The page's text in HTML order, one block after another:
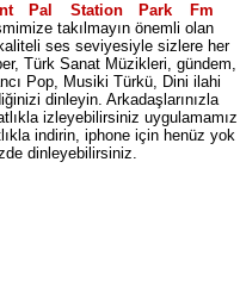
Pal Station
Park Fm
Love Fm
Power
XL Radio Fg
Radyo
35 Radyo 4
Radyo
Radyo Akdeniz
Radyo
Radyo Banko
takılmayın önemli olan
ses seviyesiyle sizlere her
Türk Sanat Müzikleri, gündem,
Pop, Musiki Türkü, Dini ilahi
dinleyin. Arkadaşlarınızla
izleyebilirsiniz uygulamamız
indirin, iphone için henüz yok
dinleyebilirsiniz.